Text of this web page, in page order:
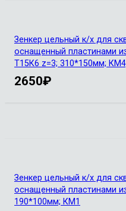
Зенкер цельный к/х для
оснащенный пластинами
Т15К6 z=3; 310*150мм;
2650₽
Зенкер цельный к/х для
оснащенный пластинами
190*100мм; КМ1